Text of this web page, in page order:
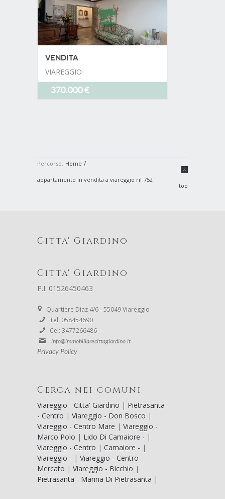
VENDITA
VIAREGGIO
370.000 €
Percorso: Home /
appartamento in vendita a viareggio rif:752
top
Citta' Giardino
Citta' Giardino
P.I. 01526450463
Quartiere Diaz 4/6 - 55049 Viareggio
Tel: 058454690
Cel: 3477266486
info@immobiliarecittagiardino.it
Privacy Policy
Cerca nei comuni
Viareggio - Citta' Giardino | Pietrasanta
- Centro | Viareggio - Don Bosco |
Viareggio - Centro Mare | Viareggio -
Marco Polo | Lido Di Camaiore - |
Viareggio - Centro | Camaiore - |
Viareggio - | Viareggio - Centro
Mercato | Viareggio - Bicchio |
Pietrasanta - Marina Di Pietrasanta |